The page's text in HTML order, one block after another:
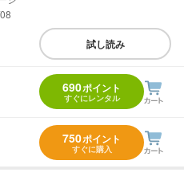
試し読み
690ポイント
すぐにレンタル
750ポイント
すぐに購入